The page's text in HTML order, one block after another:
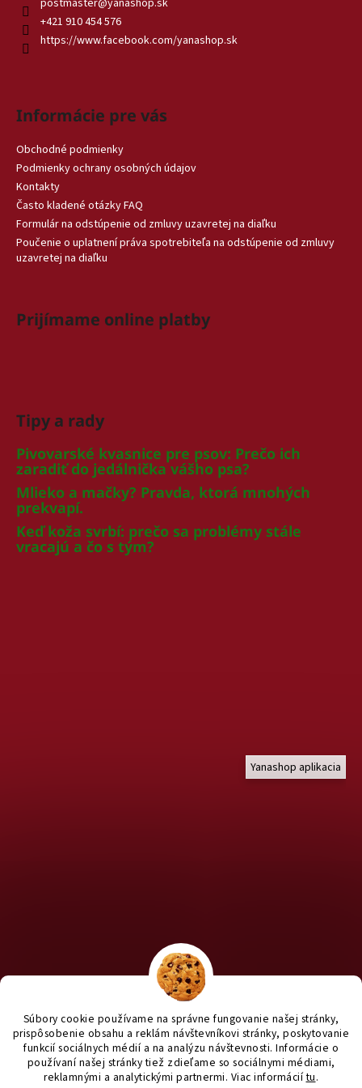
Súbory cookie používame na správne fungovanie našej stránky,
prispôsobenie obsahu a reklám návštevníkovi stránky, poskytovanie
funkcií sociálnych médií a na analýzu návštevnosti. Informácie o
používaní našej stránky tiež zdieľame so sociálnymi médiami,
reklamnými a analytickými partnermi. Viac informáciítu.
+421 910 454 576
https://www.facebook.com/yanashop.sk
Informácie pre vás
Obchodné podmienky
Podmienky ochrany osobných údajov
Kontakty
Často kladené otázky FAQ
Formulár na odstúpenie od zmluvy uzavretej na diaľku
Poučenie o uplatnení práva spotrebiteľa na odstúpenie od zmluvy
uzavretej na diaľku
Prijímame online platby
Tipy a rady
Pivovarské kvasnice pre psov: Prečo ich
zaradiť do jedálnička vášho psa?
Mlieko a mačky? Pravda, ktorá mnohých
prekvapí.
Keď koža svrbí: prečo sa problémy stále
vracajú a čo s tým?
Yanashop aplikacia
Chcete nakúpiť pre útulky? Kliknite TU na náš útulkový eshop a
staň sa anjelom pre útulkáčov ♥